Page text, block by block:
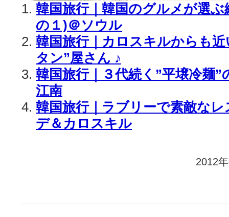
韓国旅行｜韓国のグルメが選
の１)＠ソウル
韓国旅行｜カロスキルからも
タン”屋さん ♪
韓国旅行｜３代続く”平壌冷麺”
江南
韓国旅行｜ラブリーで素敵な
デ＆カロスキル
2012